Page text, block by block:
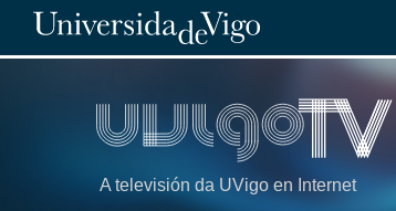
A televisión da UVigo en Internet